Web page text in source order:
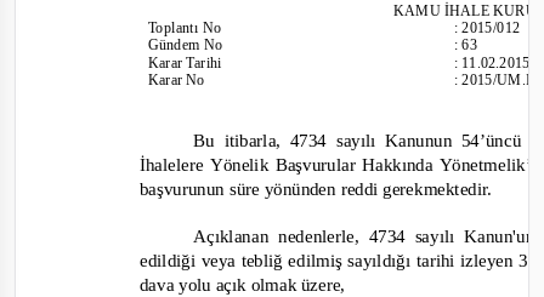
KAMU İHALE
Toplantı No
Gündem No
Karar Tarihi
Karar No
:2015/012
:63
: 11.02.2015
:2015/
Bu itibarla, 4734 sayılı Kanunun
İhalelere Yönelik Başvurular Hakkında
başvurunun süre yönünden reddi gerekmektedir.
Açıklanan nedenlerle, 4734 sayılı
edildiği veya tebliğ edilmiş sayıldığı tarihi izleyen
dava yolu açık olmak üzere,